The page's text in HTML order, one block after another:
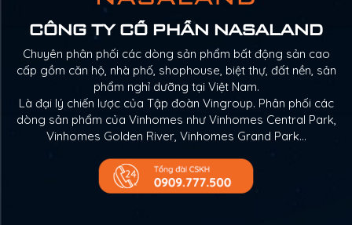
CÔNG TY CỔ PHẦN NASALAND
Chuyên phân phối các dòng sản phẩm bất động sản cao
cấp gồm căn hộ, nhà phố, shophouse, biệt thự, đất nền, sản
phẩm nghỉ dưỡng tại Việt Nam.
Là đại lý chiến lược của Tập đoàn Vingroup. Phân phối các
dòng sản phẩm của Vinhomes như Vinhomes Central Park,
Vinhomes Golden River, Vinhomes Grand Park…